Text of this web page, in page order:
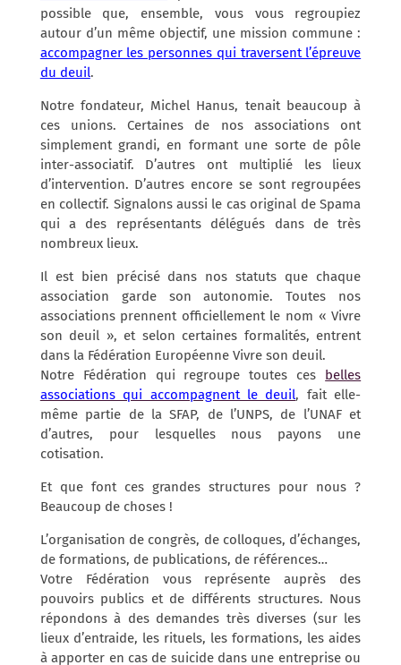
possible que, ensemble, vous vous regroupiez
autour d’un même objectif, une mission commune :
accompagner les personnes qui traversent l’épreuve
du deuil.
Notre fondateur, Michel Hanus, tenait beaucoup à
ces unions. Certaines de nos associations ont
simplement grandi, en formant une sorte de pôle
inter-associatif. D’autres ont multiplié les lieux
d’intervention. D’autres encore se sont regroupées
en collectif. Signalons aussi le cas original de Spama
qui a des représentants délégués dans de très
nombreux lieux.
Il est bien précisé dans nos statuts que chaque
association garde son autonomie. Toutes nos
associations prennent officiellement le nom « Vivre
son deuil », et selon certaines formalités, entrent
dans la Fédération Européenne Vivre son deuil.
Notre Fédération qui regroupe toutes ces belles
associations qui accompagnent le deuil, fait elle-
même partie de la SFAP, de l’UNPS, de l’UNAF et
d’autres, pour lesquelles nous payons une
cotisation.
Et que font ces grandes structures pour nous ?
Beaucoup de choses !
L’organisation de congrès, de colloques, d’échanges,
de formations, de publications, de références…
Votre Fédération vous représente auprès des
pouvoirs publics et de différents structures. Nous
répondons à des demandes très diverses (sur les
lieux d’entraide, les rituels, les formations, les aides
à apporter en cas de suicide dans une entreprise ou